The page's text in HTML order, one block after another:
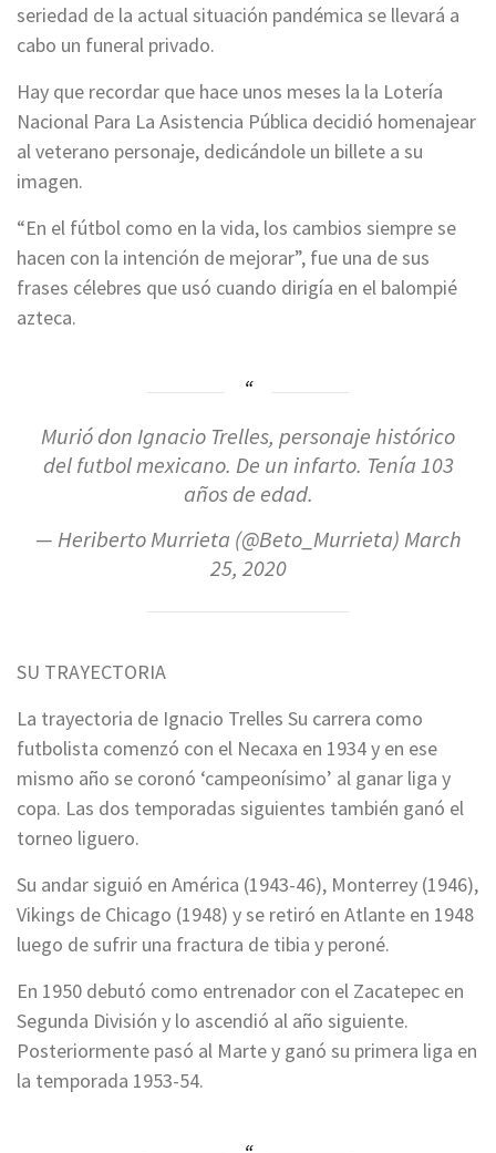
seriedad de la actual situación pandémica se llevará a
cabo un funeral privado.
Hay que recordar que hace unos meses la la Lotería
Nacional Para La Asistencia Pública decidió homenajear
al veterano personaje, dedicándole un billete a su
imagen.
“En el fútbol como en la vida, los cambios siempre se
hacen con la intención de mejorar”, fue una de sus
frases célebres que usó cuando dirigía en el balompié
azteca.
Murió don Ignacio Trelles, personaje histórico
del futbol mexicano. De un infarto. Tenía 103
años de edad.
— Heriberto Murrieta (@Beto_Murrieta)March
25, 2020
SU TRAYECTORIA
La trayectoria de Ignacio Trelles Su carrera como
futbolista comenzó con el Necaxa en 1934 y en ese
mismo año se coronó ‘campeonísimo’ al ganar liga y
copa. Las dos temporadas siguientes también ganó el
torneo liguero.
Su andar siguió en América (1943-46), Monterrey (1946),
Vikings de Chicago (1948) y se retiró en Atlante en 1948
luego de sufrir una fractura de tibia y peroné.
En 1950 debutó como entrenador con el Zacatepec en
Segunda División y lo ascendió al año siguiente.
Posteriormente pasó al Marte y ganó su primera liga en
la temporada 1953-54.